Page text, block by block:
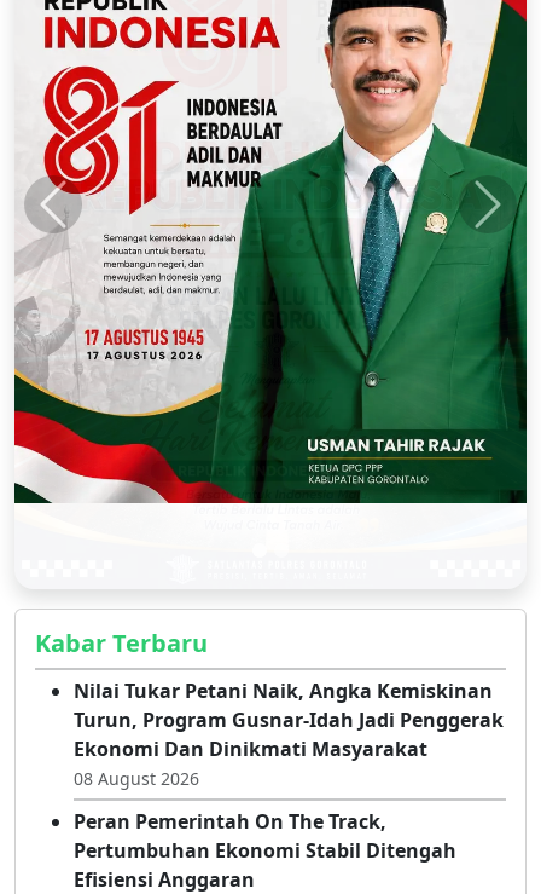
Kabar Terbaru
Nilai Tukar Petani Naik, Angka Kemiskinan
Turun, Program Gusnar-Idah Jadi Penggerak
Ekonomi Dan Dinikmati Masyarakat
08 August 2026
Peran Pemerintah On The Track,
Pertumbuhan Ekonomi Stabil Ditengah
Efisiensi Anggaran